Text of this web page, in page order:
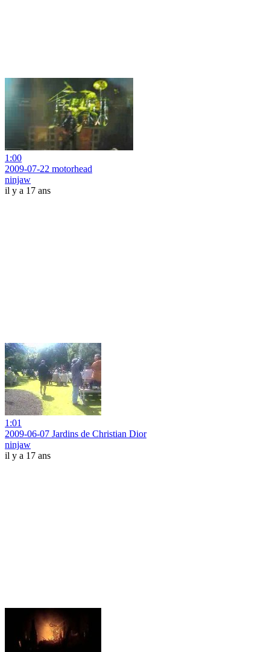
1:00
2009-07-22 motorhead
ninjaw
il y a 17 ans
1:01
2009-06-07 Jardins de Christian Dior
ninjaw
il y a 17 ans